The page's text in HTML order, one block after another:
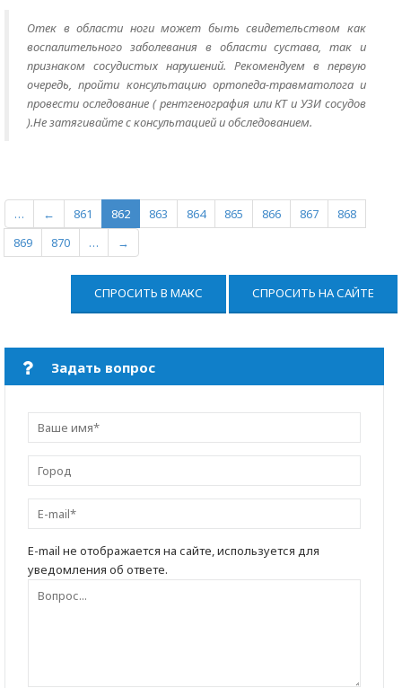
Отек в области ноги может быть свидетельством как
воспалительного заболевания в области сустава, так и
признаком сосудистых нарушений. Рекомендуем в первую
очередь, пройти консультацию ортопеда-травматолога и
провести оследование ( рентгенография или КТ и УЗИ сосудов
).Не затягивайте с консультацией и обследованием.
… ← 861 862 863 864 865 866 867
868
869
870 … →
СПРОСИТЬ В МАКС СПРОСИТЬ НА САЙТЕ
Задать вопрос
E-mail не отображается на сайте, используется для
уведомления об ответе.